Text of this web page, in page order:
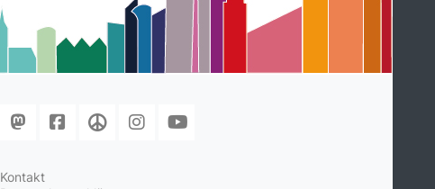
Kontakt